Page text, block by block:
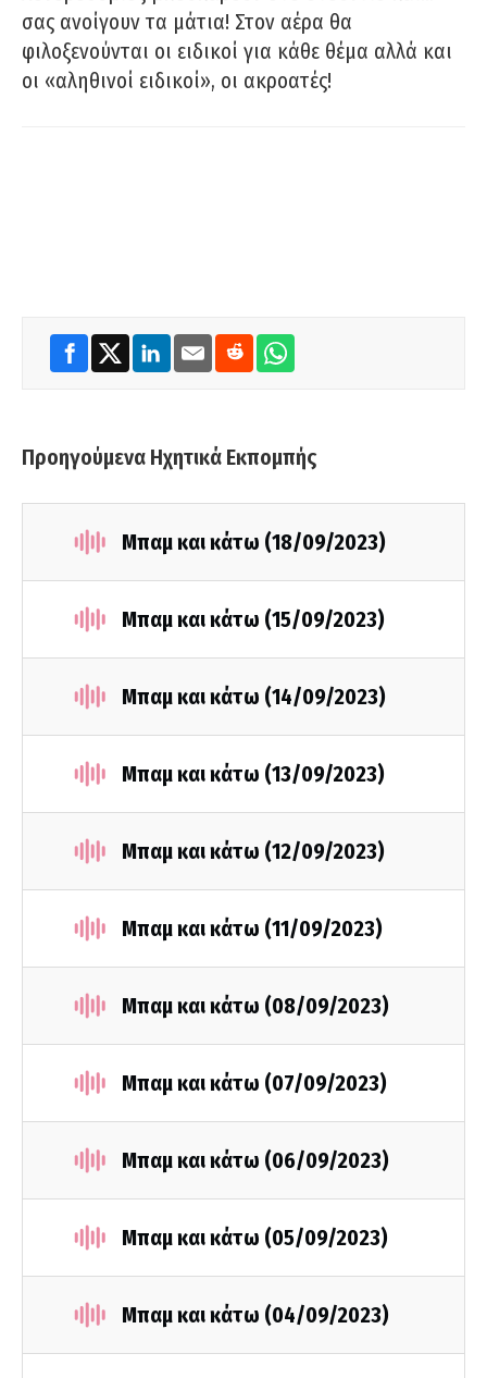
σας ανοίγουν τα μάτια! Στον αέρα θα
φιλοξενούνται οι ειδικοί για κάθε θέμα αλλά και
οι «αληθινοί ειδικοί», οι ακροατές!
Προηγούμενα Ηχητικά Εκπομπής
Μπαμ και κάτω (18/09/2023)
Μπαμ και κάτω (15/09/2023)
Μπαμ και κάτω (14/09/2023)
Μπαμ και κάτω (13/09/2023)
Μπαμ και κάτω (12/09/2023)
Μπαμ και κάτω (11/09/2023)
Μπαμ και κάτω (08/09/2023)
Μπαμ και κάτω (07/09/2023)
Μπαμ και κάτω (06/09/2023)
Μπαμ και κάτω (05/09/2023)
Μπαμ και κάτω (04/09/2023)